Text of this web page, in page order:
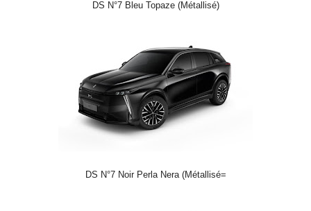
DS N°7 Bleu Topaze (Métallisé)
DS N°7 Noir Perla Nera (Métallisé=